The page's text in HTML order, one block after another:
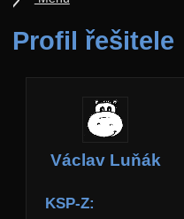
Profil řešitele
Václav Luňák
KSP-Z: